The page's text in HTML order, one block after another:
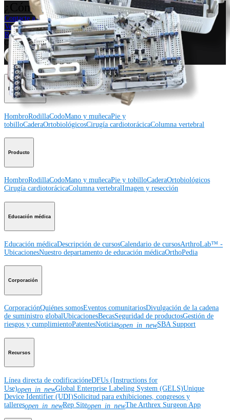
¿Cómo podemos ayudarlo?
Contacte a un representante
Ver eventos, laboratorios y oportunidades educativas
Regístrese para recibir: ¿Qué hay de nuevo en Arthrex?
Conéctese con nosotros
Procedimiento
HombroRodillaCodoMano y muñecaPie y
tobilloCaderaOrtobiológicosCirugía cardiotorácicaColumna vertebral
Producto
HombroRodillaCodoMano y muñecaPie y tobilloCaderaOrtobiológicos
Cirugía cardiotorácicaColumna vertebralImagen y resección
Educación médica
Educación médicaDescripción de cursosCalendario de cursosArthroLab™ -
UbicacionesNuestro departamento de educación médicaOrthoPedia
Corporación
CorporaciónQuiénes somosEventos comunitariosDivulgación de la cadena
de suministro globalUbicacionesBecasSeguridad de productosGestión de
riesgos y cumplimientoPatentesNoticiasopen_in_newSBA Support
Recursos
Línea directa de codificacióneDFUs (Instructions for
Use)open_in_newGlobal Enterprise Labeling System (GELS)Unique
Device Identifier (UDI)Solicitud para exhibiciones, congresos y
talleresopen_in_newRep Siteopen_in_newThe Arthrex Surgeon App